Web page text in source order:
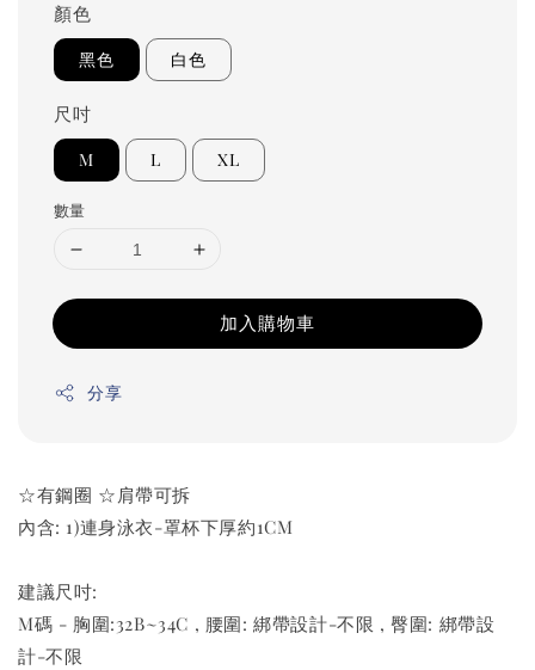
顏色
黑色 白色
尺吋
M L XL
數量
加入購物車
分享
☆有鋼圈 ☆肩帶可拆
內含: 1)連身泳衣-罩杯下厚約1CM
建議尺吋:
M碼 - 胸圍:32B~34C , 腰圍: 綁帶設計-不限 , 臀圍: 綁帶設
計-不限